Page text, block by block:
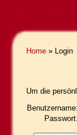
Home » Login
Um die
Benutzername:
Passwort: